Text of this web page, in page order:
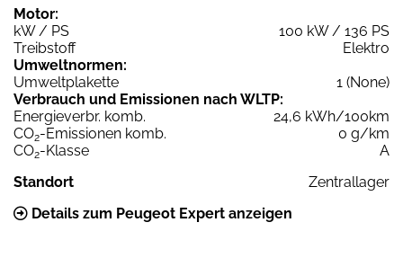
Motor:
kW / PS
100 kW / 136 PS
Treibstoff
Elektro
Umweltnormen:
Umweltplakette
1 (None)
Verbrauch und Emissionen nach WLTP:
Energieverbr. komb.
24,6 kWh/100km
CO2-Emissionen komb.
0 g/km
CO2-Klasse
A
Standort
Zentrallager
Details zum Peugeot Expert anzeigen